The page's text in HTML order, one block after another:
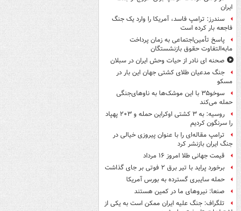
ایران
سندرز: ترامپ فاسد، آمریکا را وارد یک جنگ
فاجعه بار کرده است
پاسخ تأمین‌اجتماعی به زمان پرداخت
مابه‌التفاوت حقوق بازنشستگان
صحنه ای نادر از حیات وحش ایران در سبلان
جنگ مدعیان طلای کشتی جهان این بار در
مسکو
سوخو۳۵ با این موشک‌ها به ناوهای‌جنگی
حمله می‌کند
روسیه: به ۳ کشتی اوکراین حمله و ۲۰۳ پهپاد
را سرنگون کردیم
ترامپ مقاله‌ای را با عنوان پیروزی خیالی در
جنگ ایران بازنشر کرد
قیمت جهانی طلا امروز ۱۶ مرداد
برخورد پراید با تیر برق ۲ فوتی بر جای گذاشت
حمله سایبری گسترده به بورس آمریکا
صنعا: نیروهای ما در کمین‌ هستند
تلگراف: جنگ علیه ایران ممکن است به یکی از